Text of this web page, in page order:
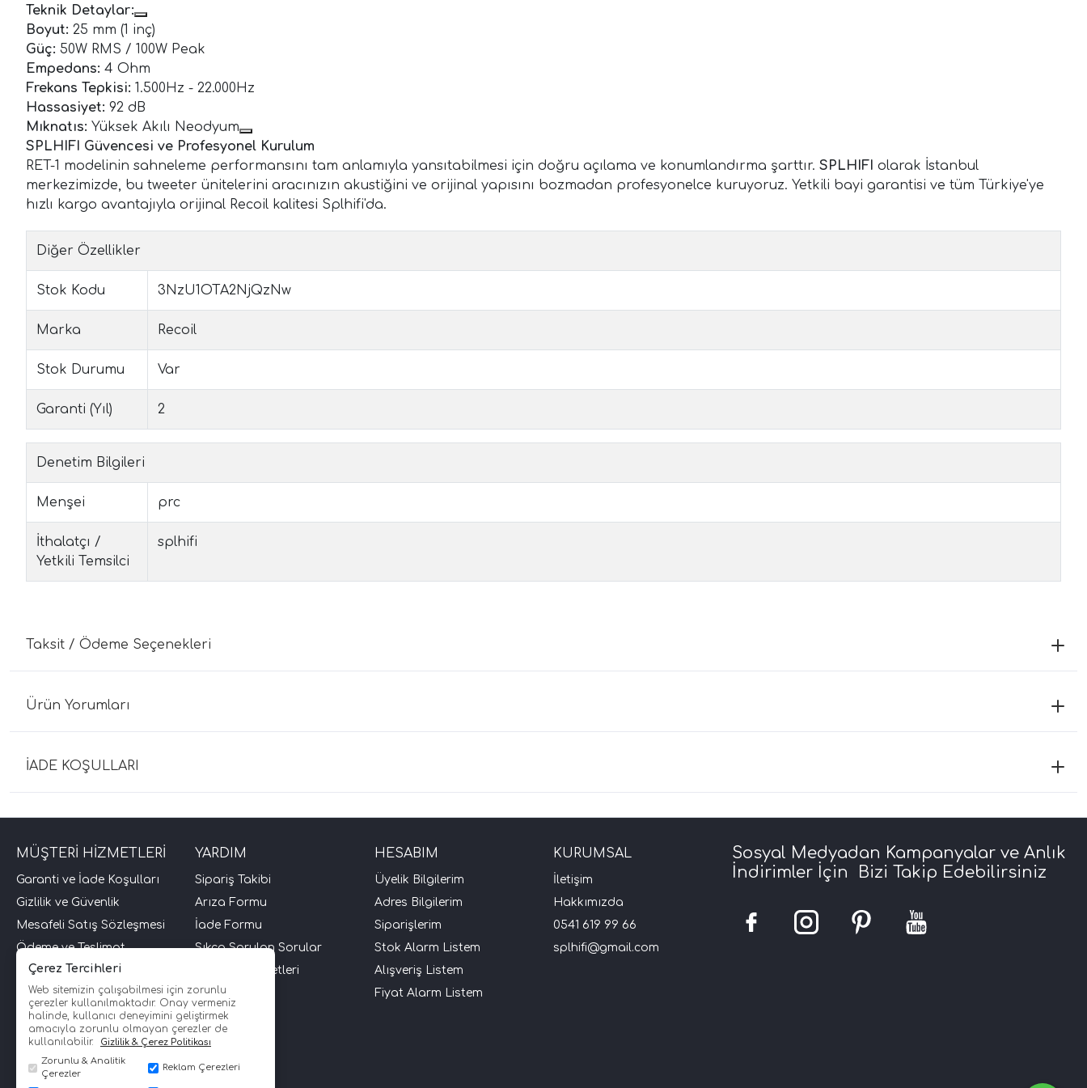
Teknik Detaylar:
Boyut: 25 mm (1 inç)
Güç: 50W RMS / 100W Peak
Empedans: 4 Ohm
Frekans Tepkisi: 1.500Hz - 22.000Hz
Hassasiyet: 92 dB
Mıknatıs: Yüksek Akılı Neodyum
SPLHIFI Güvencesi ve Profesyonel Kurulum
RET-1 modelinin sahneleme performansını tam anlamıyla yansıtabilmesi için doğru açılama ve konumlandırma şarttır. SPLHIFI olarak İstanbul
merkezimizde, bu tweeter ünitelerini aracınızın akustiğini ve orijinal yapısını bozmadan profesyonelce kuruyoruz. Yetkili bayi garantisi ve tüm Türkiye'ye
hızlı kargo avantajıyla orijinal Recoil kalitesi Splhifi'da.
Diğer Özellikler
Stok Kodu 3NzU1OTA2NjQzNw
Marka Recoil
Stok Durumu Var
Garanti (Yıl) 2
Denetim Bilgileri
Menşei prc
İthalatçı /
Yetkili Temsilci
splhifi
Taksit / Ödeme Seçenekleri
Ürün Yorumları
İADE KOŞULLARI
MÜŞTERİ HİZMETLERİ
Garanti ve İade Koşulları
Gizlilik ve Güvenlik
Mesafeli Satış Sözleşmesi
Ödeme ve Teslimat
Üyelik Sözleşmesi
YARDIM
Sipariş Takibi
Arıza Formu
İade Formu
Sıkça Sorulan Sorular
Müşteri Hizmetleri
İletişim
HESABIM
Üyelik Bilgilerim
Adres Bilgilerim
Siparişlerim
Stok Alarm Listem
Alışveriş Listem
Fiyat Alarm Listem
KURUMSAL
İletişim
Hakkımızda
0541 619 99 66
splhifi@gmail.com
Sosyal Medyadan Kampanyalar ve Anlık
İndirimler İçin Bizi Takip Edebilirsiniz
Çerez Tercihleri
Web sitemizin çalışabilmesi için zorunlu
çerezler kullanılmaktadır. Onay vermeniz
halinde, kullanıcı deneyimini geliştirmek
amacıyla zorunlu olmayan çerezler de
kullanılabilir.
Gizlilik & Çerez Politikası
Zorunlu & Analitik
Çerezler
Reklam Çerezleri